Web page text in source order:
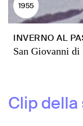
1955
INVERNO AL
San Giovanni di
Clip della